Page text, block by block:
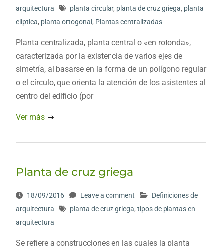
arquitectura
planta circular, planta de cruz griega, planta
eliptica, planta ortogonal , Plantas centralizadas
Planta centralizada, planta central o «en rotonda»,
caracterizada por la existencia de varios ejes de
simetría, al basarse en la forma de un polígono regular
o el círculo, que orienta la atención de los asistentes al
centro del edificio (por
Ver más
Planta de cruz griega
18/09/2016 Leave a comment
Definiciones de
arquitectura
planta de cruz griega, tipos de plantas en
arquitectura
Se refiere a construcciones en las cuales la planta